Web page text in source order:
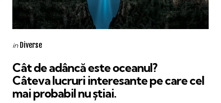
Categories
Posted
in Diverse
Cât de adâncă este oceanul?
Câteva lucruri interesante pe care cel
mai probabil nu știai.